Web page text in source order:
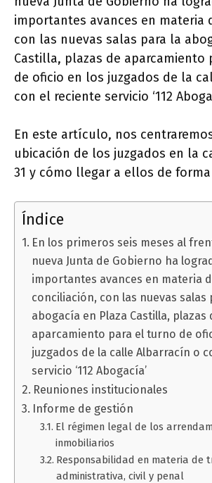
importantes avances en materia
con las nuevas salas para la
Castilla, plazas de aparcamiento
de oficio en los juzgados de la
con el reciente servicio ‘112
En este artículo, nos
ubicación de los juzgados en la
31 y cómo llegar a ellos de
Índice
En los primeros seis meses al
nueva Junta de Gobierno ha
importantes avances en materia
conciliación, con las nuevas salas
abogacía en Plaza Castilla, plazas
aparcamiento para el turno de
juzgados de la calle Albarracín o
servicio ‘112 Abogacía’
Reuniones institucionales
Informe de gestión
El régimen legal de los
inmobiliarios
Responsabilidad en materia de
administrativa, civil y penal